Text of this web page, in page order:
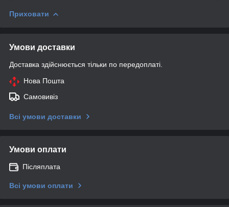
Приховати
Умови доставки
Доставка здійснюється тільки по передоплаті.
Нова Пошта
Самовивіз
Всі умови доставки
Умови оплати
Післяплата
Всі умови оплати